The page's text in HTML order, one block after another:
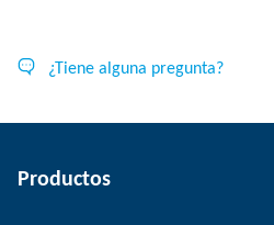
¿Tiene alguna pregunta?
Productos